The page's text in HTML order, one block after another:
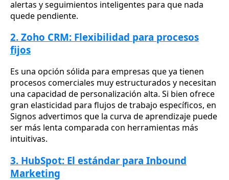
alertas y seguimientos inteligentes para que nada
quede pendiente.
2. Zoho CRM: Flexibilidad para procesos
fijos
Es una opción sólida para empresas que ya tienen
procesos comerciales muy estructurados y necesitan
una capacidad de personalización alta. Si bien ofrece
gran elasticidad para flujos de trabajo específicos, en
Signos advertimos que la curva de aprendizaje puede
ser más lenta comparada con herramientas más
intuitivas.
3. HubSpot: El estándar para Inbound
Marketing